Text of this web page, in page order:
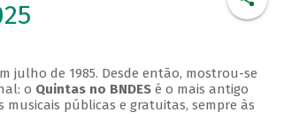
julho de 1985. Desde então, mostrou-se
o Quintas no BNDESé o mais antigo
públicas e gratuitas, sempre às